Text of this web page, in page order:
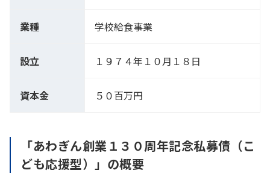
業種 学校給食事業
設立 １９７４年１０月１８日
資本金 ５０百万円
「あわぎん創業１３０周年記念私募債（こ
ども応援型）」の概要